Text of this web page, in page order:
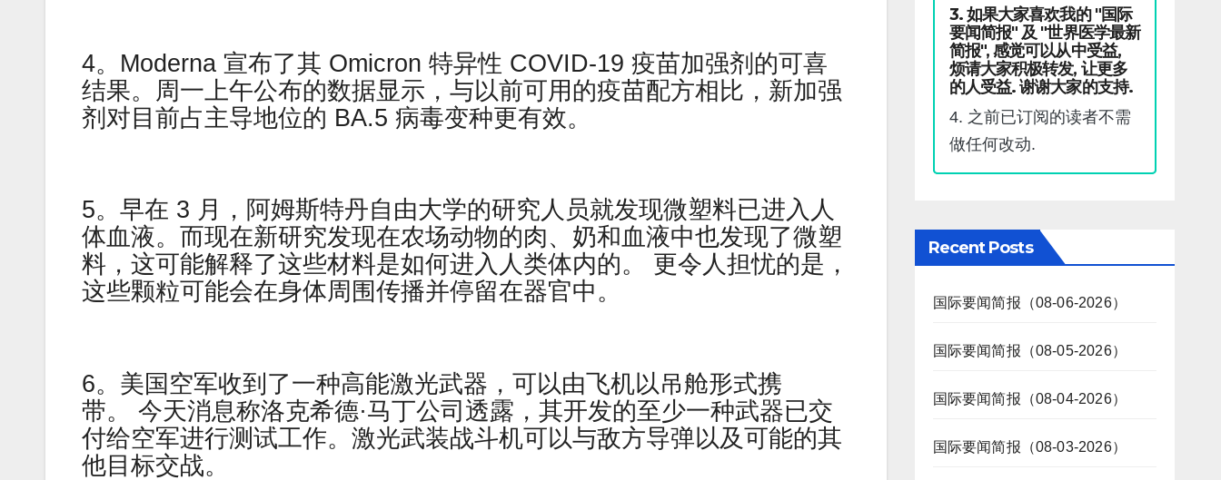
4。Moderna 宣布了其 Omicron 特异性 COVID-19 疫苗加强剂的可喜
结果。周一上午公布的数据显示，与以前可用的疫苗配方相比，新加强
剂对目前占主导地位的 BA.5 病毒变种更有效。
5。早在 3 月，阿姆斯特丹自由大学的研究人员就发现微塑料已进入人
体血液。而现在新研究发现在农场动物的肉、奶和血液中也发现了微塑
料，这可能解释了这些材料是如何进入人类体内的。 更令人担忧的是，
这些颗粒可能会在身体周围传播并停留在器官中。
6。美国空军收到了一种高能激光武器，可以由飞机以吊舱形式携
带。 今天消息称洛克希德·马丁公司透露，其开发的至少一种武器已交
付给空军进行测试工作。激光武装战斗机可以与敌方导弹以及可能的其
他目标交战。
3. 如果大家喜欢我的 "国际
要闻简报" 及 "世界医学最新
简报", 感觉可以从中受益,
烦请大家积极转发, 让更多
的人受益. 谢谢大家的支持.
4. 之前已订阅的读者不需
做任何改动.
Recent Posts
国际要闻简报（08-06-2026）
国际要闻简报（08-05-2026）
国际要闻简报（08-04-2026）
国际要闻简报（08-03-2026）